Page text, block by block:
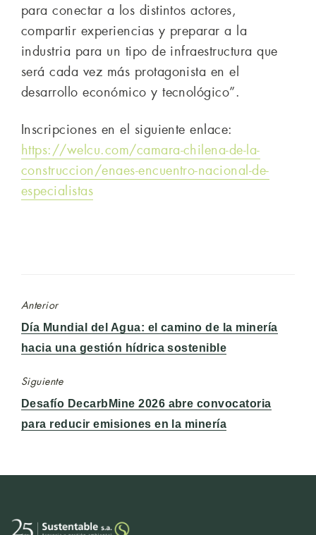
para conectar a los distintos actores,
compartir experiencias y preparar a la
industria para un tipo de infraestructura que
será cada vez más protagonista en el
desarrollo económico y tecnológico”.
Inscripciones en el siguiente enlace:
https://welcu.com/camara-chilena-de-la-
construccion/enaes-encuentro-nacional-de-
especialistas
Anterior
Entrada
anterior:
Día Mundial del Agua: el camino de la minería
hacia una gestión hídrica sostenible
Siguiente
Entrada
siguiente:
Desafío DecarbMine 2026 abre convocatoria
para reducir emisiones en la minería